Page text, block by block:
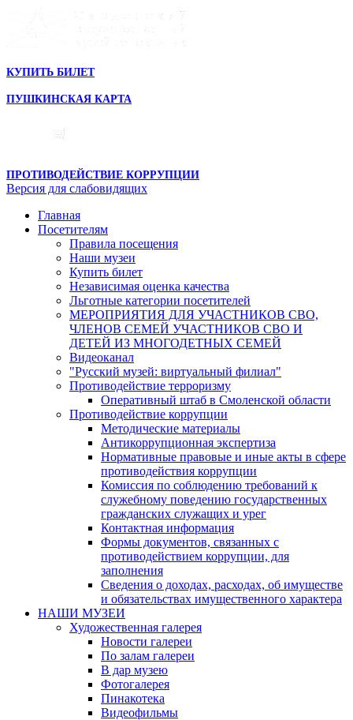
КУПИТЬ БИЛЕТ
ПУШКИНСКАЯ КАРТА
ПРОТИВОДЕЙСТВИЕ КОРРУПЦИИ
Версия для слабовидящих
Главная
Посетителям
Правила посещения
Наши музеи
Купить билет
Независимая оценка качества
Льготные категории посетителей
МЕРОПРИЯТИЯ ДЛЯ УЧАСТНИКОВ СВО,
ЧЛЕНОВ СЕМЕЙ УЧАСТНИКОВ СВО И
ДЕТЕЙ ИЗ МНОГОДЕТНЫХ СЕМЕЙ
Видеоканал
"Русский музей: виртуальный филиал"
Противодействие терроризму
Оперативный штаб в Смоленской области
Противодействие коррупции
Методические материалы
Антикоррупционная экспертиза
Нормативные правовые и иные акты в сфере
противодействия коррупции
Комиссия по соблюдению требований к
служебному поведению государственных
гражданских служащих и урег
Контактная информация
Формы документов, связанных с
противодействием коррупции, для
заполнения
Сведения о доходах, расходах, об имуществе
и обязательствах имущественного характера
НАШИ МУЗЕИ
Художественная галерея
Новости галереи
По залам галереи
В дар музею
Фотогалерея
Пинакотека
Видеофильмы